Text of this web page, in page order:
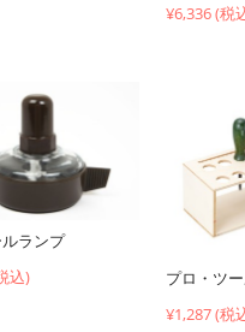
¥6,336 (税
ランプ
込)
プロ・ツ
¥1,287 (税